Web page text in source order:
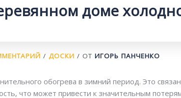
доме
/ ДОСКИ / ОТ ИГОРЬ ПАНЧЕНКО
обогрева в зимний период. Это
что может привести к значительным